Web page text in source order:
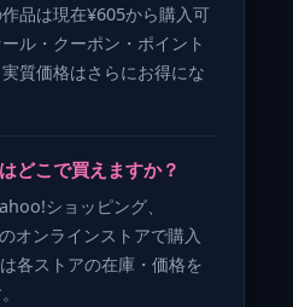
品は現在¥605から購入可
ル・クーポン・ポイント
質価格はさらにお得にな
どこで買えますか？
ショッピング、
オンラインストアで購入
各ストアの在庫・価格を